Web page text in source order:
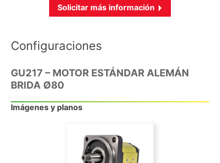
Solicitar más información
Configuraciones
GU217 – MOTOR ESTÁNDAR ALEMÁN
BRIDA Ø80
Imágenes y planos